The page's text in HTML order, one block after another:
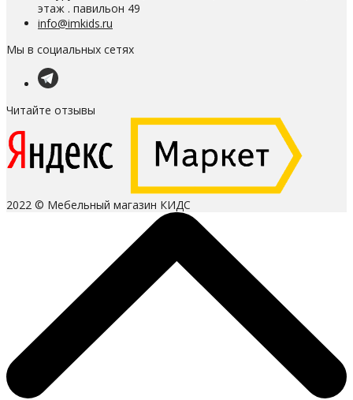
этаж . павильон 49
info@imkids.ru
Мы в социальных сетях
Читайте отзывы
2022 © Мебельный магазин КИДС